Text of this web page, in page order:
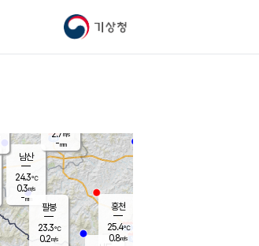
기상청
남산
24.3℃
0.3m/s
-mm
팔봉
23.3℃
0.2m/s
홍천
25.4℃
0.8m/s
2.7 m/s
-mm